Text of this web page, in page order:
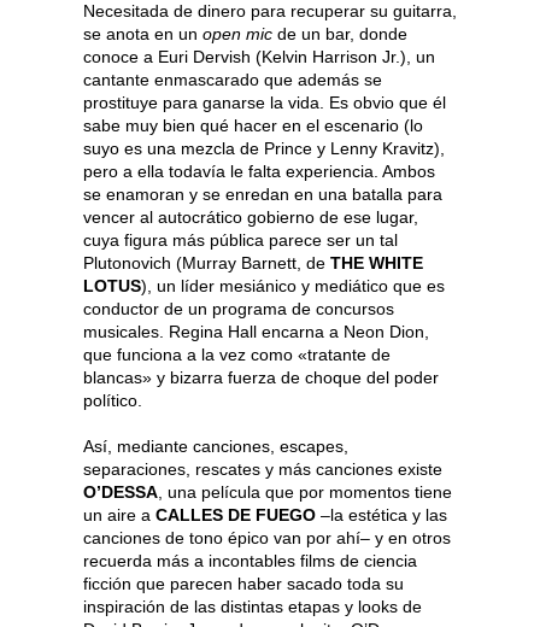
Necesitada de dinero para recuperar su guitarra,
se anota en un open mic de un bar, donde
conoce a Euri Dervish (Kelvin Harrison Jr.), un
cantante enmascarado que además se
prostituye para ganarse la vida. Es obvio que él
sabe muy bien qué hacer en el escenario (lo
suyo es una mezcla de Prince y Lenny Kravitz),
pero a ella todavía le falta experiencia. Ambos
se enamoran y se enredan en una batalla para
vencer al autocrático gobierno de ese lugar,
cuya figura más pública parece ser un tal
Plutonovich (Murray Barnett, de THE WHITE
LOTUS), un líder mesiánico y mediático que es
conductor de un programa de concursos
musicales. Regina Hall encarna a Neon Dion,
que funciona a la vez como «tratante de
blancas» y bizarra fuerza de choque del poder
político.
Así, mediante canciones, escapes,
separaciones, rescates y más canciones existe
O’DESSA , una película que por momentos tiene
un aire a CALLES DE FUEGO –la estética y las
canciones de tono épico van por ahí– y en otros
recuerda más a incontables films de ciencia
ficción que parecen haber sacado toda su
inspiración de las distintas etapas y looks de